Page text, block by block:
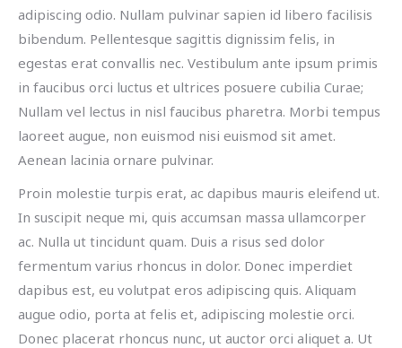
adipiscing odio. Nullam pulvinar sapien id libero facilisis
bibendum. Pellentesque sagittis dignissim felis, in
egestas erat convallis nec. Vestibulum ante ipsum primis
in faucibus orci luctus et ultrices posuere cubilia Curae;
Nullam vel lectus in nisl faucibus pharetra. Morbi tempus
laoreet augue, non euismod nisi euismod sit amet.
Aenean lacinia ornare pulvinar.
Proin molestie turpis erat, ac dapibus mauris eleifend ut.
In suscipit neque mi, quis accumsan massa ullamcorper
ac. Nulla ut tincidunt quam. Duis a risus sed dolor
fermentum varius rhoncus in dolor. Donec imperdiet
dapibus est, eu volutpat eros adipiscing quis. Aliquam
augue odio, porta at felis et, adipiscing molestie orci.
Donec placerat rhoncus nunc, ut auctor orci aliquet a. Ut